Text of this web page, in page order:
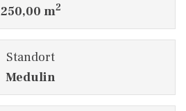
250,00 m2
Standort
Medulin